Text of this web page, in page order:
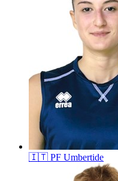
🇮🇹 PF Umbertide